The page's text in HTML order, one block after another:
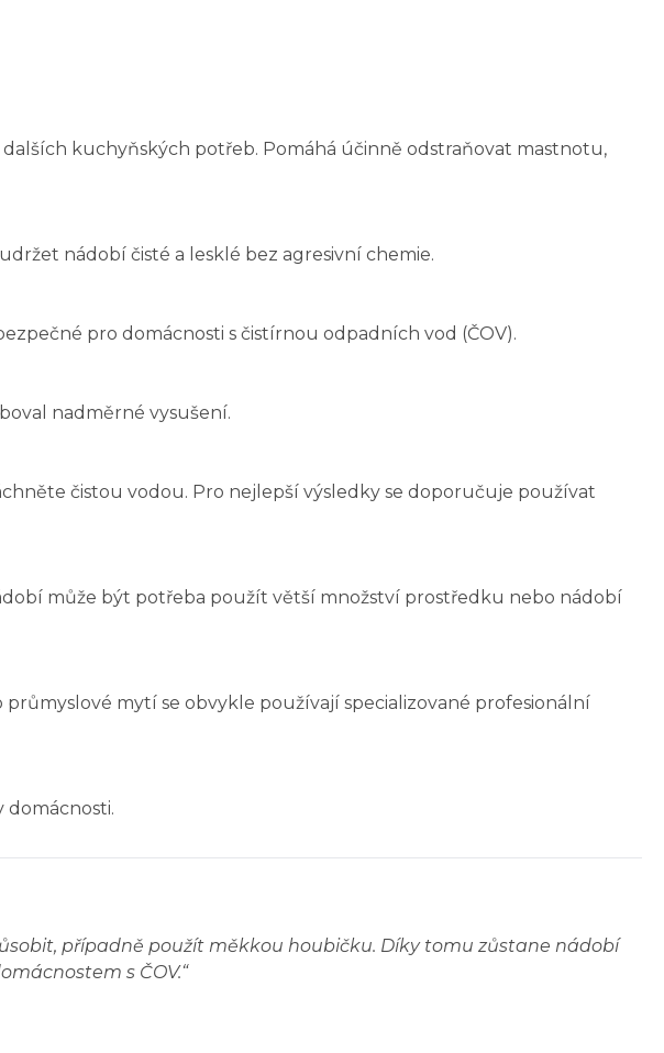
kuchyňských potřeb. Pomáhá účinně odstraňovat mastnotu,
nádobí čisté a lesklé bez agresivní chemie.
pro domácnosti s čistírnou odpadních vod (ČOV).
nadměrné vysušení.
čistou vodou. Pro nejlepší výsledky se doporučuje používat
může být potřeba použít větší množství prostředku nebo nádobí
mytí se obvykle používají specializované profesionální
domácnosti.
případně použít měkkou houbičku. Díky tomu zůstane nádobí
s ČOV.“